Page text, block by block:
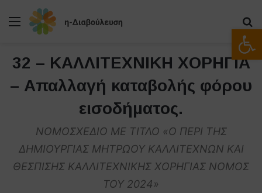
Μενού
32 – ΚΑΛΛΙΤΕΧΝΙΚΗ ΧΟΡΗΓΙΑ
– Απαλλαγή καταβολής φόρου
εισοδήματος.
ΝΟΜΟΣΧΕΔΙΟ ΜΕ ΤΙΤΛΟ «Ο ΠΕΡΙ ΤΗΣ
ΔΗΜΙΟΥΡΓΙΑΣ ΜΗΤΡΩΟΥ ΚΑΛΛΙΤΕΧΝΩΝ ΚΑΙ
ΘΕΣΠΙΣΗΣ ΚΑΛΛΙΤΕΧΝΙΚΗΣ ΧΟΡΗΓΙΑΣ ΝΟΜΟΣ
ΤΟΥ 2024»